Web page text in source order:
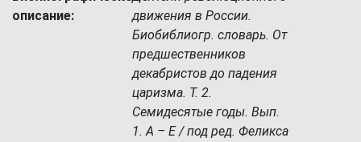
описание:
движения в России.
Биобиблиогр. словарь. От
предшественников
декабристов до падения
царизма. Т. 2.
Семидесятые годы. Вып.
1. А – Е / под ред. Феликса